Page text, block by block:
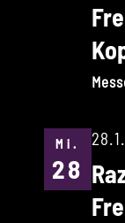
Mi.
28